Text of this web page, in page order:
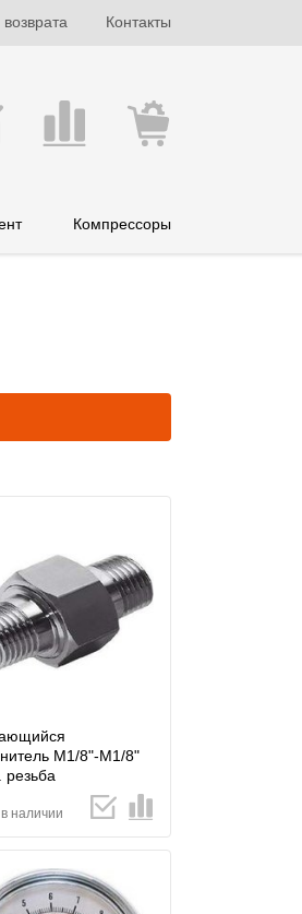
Контакты
Компрессоры
М1/8"-M1/8"
резьба
наличии